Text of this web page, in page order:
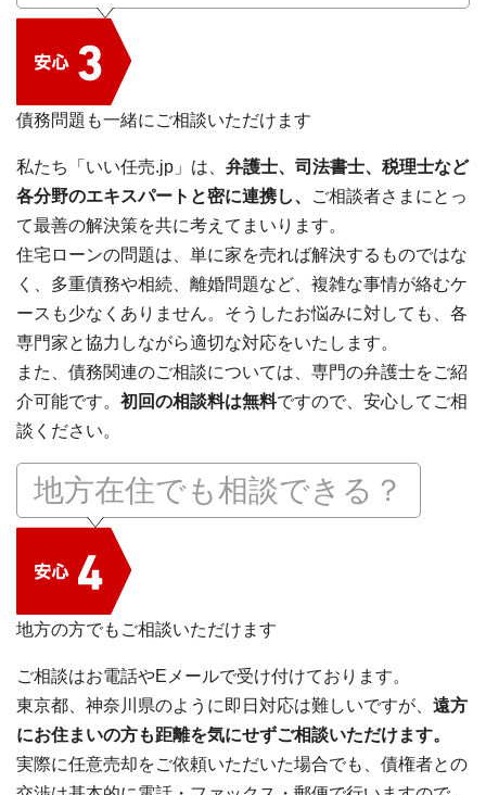
債務問題も一緒にご相談いただけます
私たち「いい任売.jp」は、 弁護士、司法書士、税理士など
各分野のエキスパートと密に連携し、
ご相談者さまにとっ
て最善の解決策を共に考えてまいります。
住宅ローンの問題は、単に家を売れば解決するものではな
く、多重債務や相続、離婚問題など、複雑な事情が絡むケ
ースも少なくありません。そうしたお悩みに対しても、各
専門家と協力しながら適切な対応をいたします。
また、債務関連のご相談については、専門の弁護士をご紹
介可能です。 初回の相談料は無料ですので、安心してご相
談ください。
地方在住でも相談できる？
地方の方でもご相談いただけます
ご相談はお電話やEメールで受け付けております。
東京都、神奈川県のように即日対応は難しいですが、 遠方
にお住まいの方も距離を気にせずご相談いただけます。
実際に任意売却をご依頼いただいた場合でも、債権者との